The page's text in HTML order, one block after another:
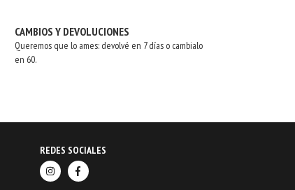
CAMBIOS Y DEVOLUCIONES
Queremos que lo ames: devolvé en 7 días o cambialo
en 60.
REDES SOCIALES